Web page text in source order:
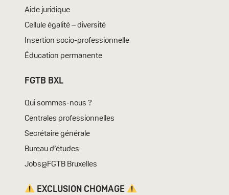
Aide juridique
Cellule égalité – diversité
Insertion socio-professionnelle
Éducation permanente
FGTB BXL
Qui sommes-nous ?
Centrales professionnelles
Secrétaire générale
Bureau d’études
Jobs@FGTB Bruxelles
EXCLUSION CHOMAGE